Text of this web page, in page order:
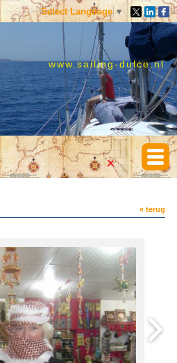
Select Language ▼
www.sailing-dulce.nl
« terug